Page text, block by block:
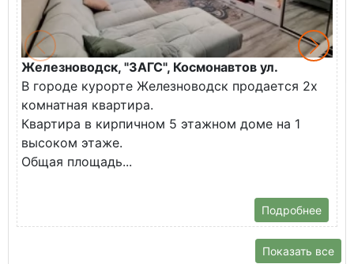
Железноводск, "ЗАГС", Космонавтов ул.
В городе курорте Железноводск продается 2х
комнатная квартира.
Квартира в кирпичном 5 этажном доме на 1
высоком этаже.
Общая площадь...
Подробнее
Показать все